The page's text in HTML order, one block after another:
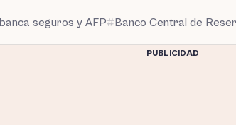
seguros y AFP Banco Central de
PUBLICIDAD